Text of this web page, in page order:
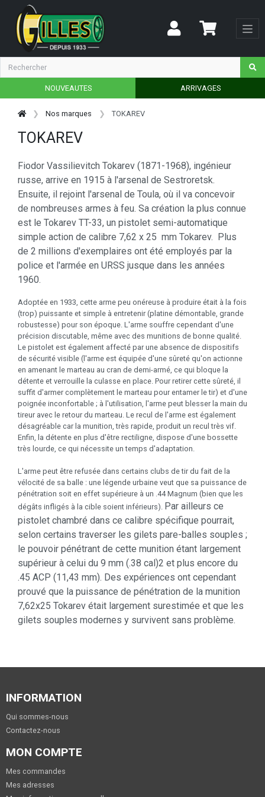
NOUVEAUTES ARRIVAGES
Nos marques TOKAREV
TOKAREV
Fiodor Vassilievitch Tokarev (1871-1968), ingénieur
russe, arrive en 1915 à l'arsenal de Sestroretsk.
Ensuite, il rejoint l'arsenal de Toula, où il va concevoir
de nombreuses armes à feu. Sa création la plus connue
est le Tokarev TT-33, un pistolet semi-automatique
simple action de calibre 7,62 x 25 mm Tokarev. Plus
de 2 millions d'exemplaires ont été employés par la
police et l'armée en URSS jusque dans les années
1960.
Adoptée en 1933, cette arme peu onéreuse à produire était à la fois
(trop) puissante et simple à entretenir (platine démontable, grande
robustesse) pour son époque. L'arme souffre cependant d'une
précision discutable, même avec des munitions de bonne qualité.
Le pistolet est également affecté par une absence de dispositifs
de sécurité visible (l'arme est équipée d'une sûreté qu'on actionne
en amenant le marteau au cran de demi-armé, ce qui bloque la
détente et verrouille la culasse en place. Pour retirer cette sûreté, il
suffit d'armer complètement le marteau pour entamer le tir) et d'une
poignée inconfortable ; à l'utilisation, l'arme peut blesser la main du
tireur avec le retour du marteau. Le recul de l'arme est également
désagréable car la munition, très rapide, produit un recul très vif.
Enfin, la détente en plus d'être rectiligne, dispose d'une bossette
très lourde, ce qui nécessite un temps d'adaptation.
L'arme peut être refusée dans certains clubs de tir du fait de la
vélocité de sa balle : une légende urbaine veut que sa puissance de
pénétration soit en effet supérieure à un .44 Magnum (bien que les
dégâts infligés à la cible soient inférieurs). Par ailleurs ce
pistolet chambré dans ce calibre spécifique pourrait,
selon certains traverser les gilets pare-balles souples ;
le pouvoir pénétrant de cette munition étant largement
supérieur à celui du 9 mm (.38 cal)2 et plus encore du
.45 ACP (11,43 mm). Des expériences ont cependant
prouvé que la puissance de pénétration de la munition
7,62x25 Tokarev était largement surestimée et que les
gilets souples modernes y survivent sans problème.
INFORMATION
Qui sommes-nous
Contactez-nous
MON COMPTE
Mes commandes
Mes adresses